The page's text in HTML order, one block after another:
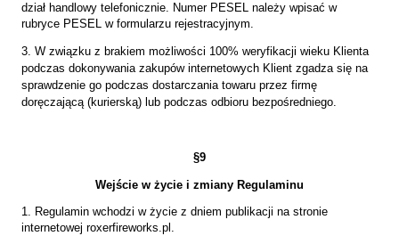
dział handlowy telefonicznie. Numer PESEL należy wpisać w
rubryce PESEL w formularzu rejestracyjnym.
3. W związku z brakiem możliwości 100% weryfikacji wieku Klienta
podczas dokonywania zakupów internetowych Klient zgadza się na
sprawdzenie go podczas dostarczania towaru przez firmę
doręczającą (kurierską) lub podczas odbioru bezpośredniego.
§9
Wejście w życie i zmiany Regulaminu
1. Regulamin wchodzi w życie z dniem publikacji na stronie
internetowej roxerfireworks.pl.